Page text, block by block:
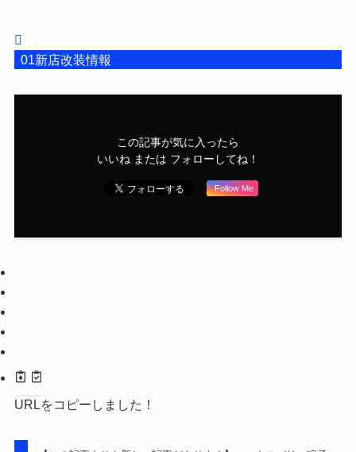
01新店改装情報
この記事が気に入ったら
いいね または フォローしてね！
Follow Me
URLをコピーしました！